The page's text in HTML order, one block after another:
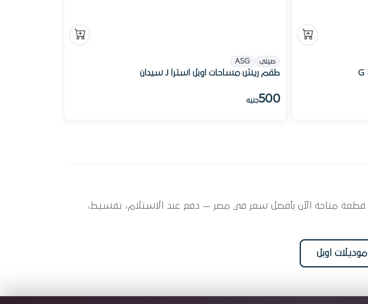
صينى ASG
طقم ريش مساحات اوبل استرا J سيدان
500جنيه
ابحث عن قطع غيار الهيكل الخارجي لسيارتك اوبل أسترا H (2005 - 2012) ؟ أوتو سبير عندها 3 قطعة متاحة الآن بأفضل سعر في مصر — دفع عند الاستلام، تقسيط،
موديلات اوبل